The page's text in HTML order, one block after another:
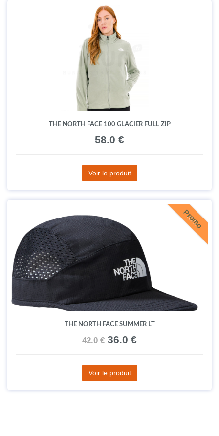
THE NORTH FACE 100 GLACIER FULL ZIP
58.0 €
Voir le produit
Promo
THE NORTH FACE SUMMER LT
42.0 € 36.0 €
Voir le produit